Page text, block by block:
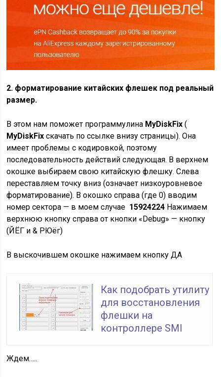
2. форматирование китайских флешек под реальный
размер.
В этом нам поможет программулина MyDiskFix (
MyDiskFix скачать по ссылке внизу страницы). Она
имеет проблемы с кодировкой, поэтому
последовательность действий следующая. В верхнем
окошке выбираем свою китайскую флешку. Слева
переставляем точку вниз (означает низкоуровневое
форматирование). В окошко справа (где 0) вводим
номер сектора — в моем случае 15924224 Нажимаем
верхнюю кнопку справа от кнопки «Debug» — кнопку
(ЙЁГ и & РЮёг)
В выскочившем окошке нажимаем кнопку ДА
Как подобрать утилиту
для восстановления
флешки на
контроллере SMI
Ждем…..